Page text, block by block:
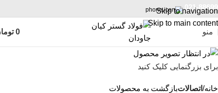
Skip to navigation
Skip to main content
021-88699
منو 0
برای بزرگنمایی کلیک کنید
خانه اتصالاتبازگشت به محصولات